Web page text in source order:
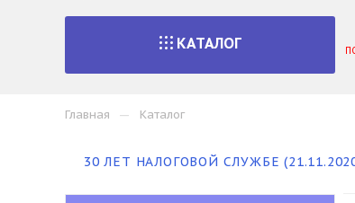
КАТАЛОГ
Главная — Каталог
30 ЛЕТ НАЛОГОВОЙ СЛУЖБЕ